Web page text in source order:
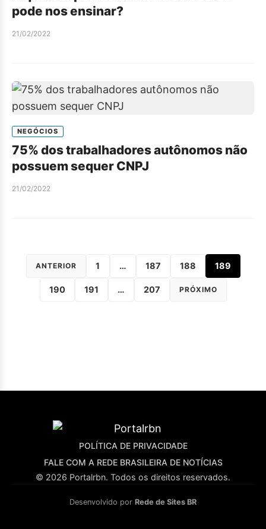
pode nos ensinar?
21/02/2022
NEGÓCIOS
75% dos trabalhadores autônomos não
possuem sequer CNPJ
21/02/2022
ANTERIOR 1 … 187 188 189
190 191 … 207 PRÓXIMO
POLÍTICA DE PRIVACIDADE
FALE COM A REDE BRASILEIRA DE NOTÍCIAS
© 2026 Portalrbn. Todos os direitos reservados.
Desenvolvido por Rede de Sites BR